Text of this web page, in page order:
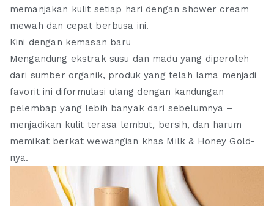
memanjakan kulit setiap hari dengan shower cream
mewah dan cepat berbusa ini.
Kini dengan kemasan baru
Mengandung ekstrak susu dan madu yang diperoleh
dari sumber organik, produk yang telah lama menjadi
favorit ini diformulasi ulang dengan kandungan
pelembap yang lebih banyak dari sebelumnya –
menjadikan kulit terasa lembut, bersih, dan harum
memikat berkat wewangian khas Milk & Honey Gold-
nya.